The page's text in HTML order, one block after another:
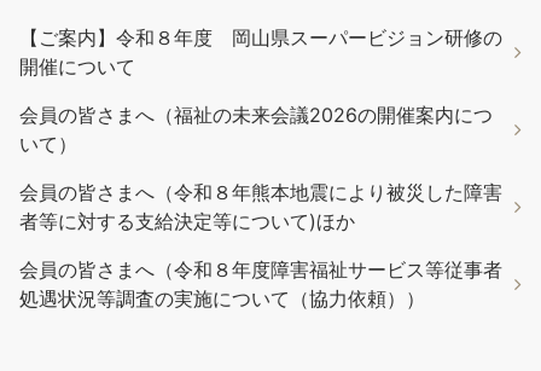
【ご案内】令和８年度 岡山県スーパービジョン研修の
開催について
会員の皆さまへ（福祉の未来会議2026の開催案内につ
いて）
会員の皆さまへ（令和８年熊本地震により被災した障害
者等に対する支給決定等について)ほか
会員の皆さまへ（令和８年度障害福祉サービス等従事者
処遇状況等調査の実施について（協力依頼））